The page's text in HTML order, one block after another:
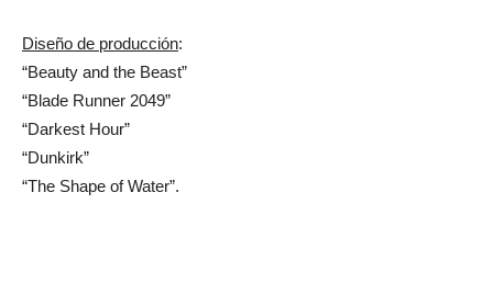
Diseño de producción:
“Beauty and the Beast”
“Blade Runner 2049”
“Darkest Hour”
“Dunkirk”
“The Shape of Water”.